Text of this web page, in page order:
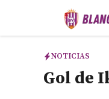
NOTICIAS
Gol de